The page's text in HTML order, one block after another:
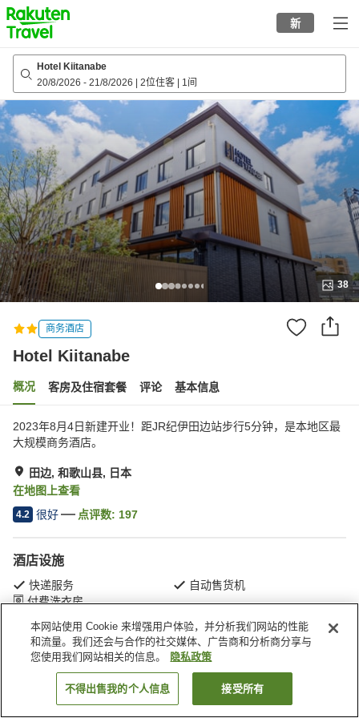
to
top
page
新
Hotel Kiitanabe
20/8/2026 - 21/8/2026 2位住客 1间
38
商务酒店
Hotel Kiitanabe
概况 客房及住宿套餐 评论 基本信息
2023年8月4日新建开业！距JR纪伊田边站步行5分钟，是本地区最
大规模商务酒店。
田边, 和歌山县, 日本
在地图上查看
4.2 很好 点评数: 197
酒店设施
快递服务
自动售货机
付费洗衣房
首页 日本 和歌山县 田边 Hotel Kiitanabe
搜索客房
本网站使用 Cookie 来增强用户体验，并分析我们网站的性能
和流量。我们还会与合作的社交媒体、广告商和分析商分享与
您使用我们网站相关的信息。
隐私政策
不得出售我的个人信息 接受所有